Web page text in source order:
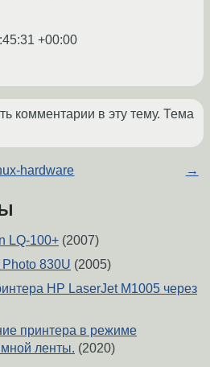
+00:00
комментарии в эту тему. Тема
hardware →
LQ-100+ (2007)
830U (2005)
HP LaserJet M1005 через
принтера в режиме
ленты. (2020)